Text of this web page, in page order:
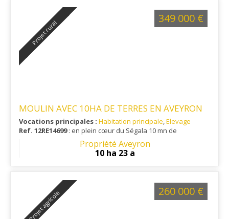
Projet rural
MOULIN AVEC 10HA DE TERRES EN AVEYRON
Vocations principales : Habitation principale,Elevage
Ref. 12RE14699: en plein cœur du Ségala 10 mn de
Rieupeyroux et 30 mn de RodezPropriété Aveyron
10 ha 23 a
349 000 €
Projet agricole 260 000 €